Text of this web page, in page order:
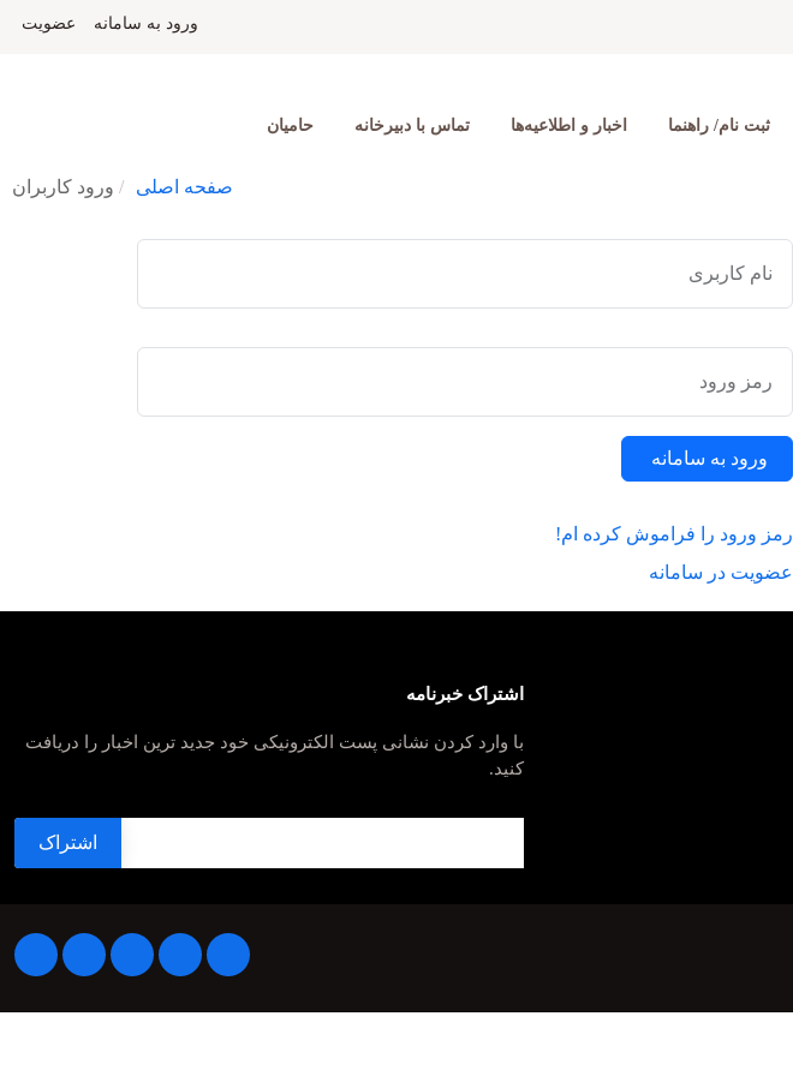
ورود به سامانه عضویت
ثبت نام/ راهنما اخبار و اطلاعیه‌ها تماس با دبیرخانه حامیان
صفحه اصلی ورود کاربران
نام کاربری
رمز ورود
ورود به سامانه
رمز ورود را فراموش کرده ام!
عضویت در سامانه
اشتراک خبرنامه
با وارد کردن نشانی پست الکترونیکی خود جدید ترین اخبار را دریافت
کنید.